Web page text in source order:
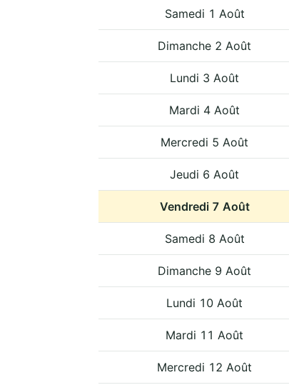
Samedi 1 Août
Dimanche 2 Août
Lundi 3 Août
Mardi 4 Août
Mercredi 5 Août
Jeudi 6 Août
Vendredi 7 Août
Samedi 8 Août
Dimanche 9 Août
Lundi 10 Août
Mardi 11 Août
Mercredi 12 Août